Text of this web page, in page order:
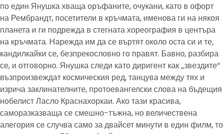
по един Янушка хваща оръфаните, очукани, като в офорт
на Рембрандт, посетители в кръчмата, именова ги на някоя
планета и ги подрежда в стегната хореография в центъра
на кръчмата. Нарежда им да се въртят около оста си и те,
кандилкайки се, безпрекословно го правят. Бавно, разбира
се, и отговорно. Янушка следи като диригент как „звездите“
възпроизвеждат космическия ред, танцува между тях и
изрича заклинателните, протоевангелски слова на бъдещия
нобелист Ласло Краснахоркаи. Ако тази красива,
саморазказваща се смешно-тъжна, но величествена
алегория се случва само за двайсет минути в един филм, то